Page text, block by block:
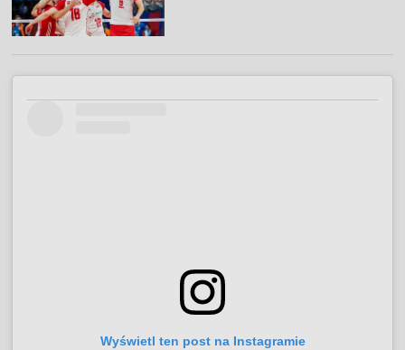
Wyświetl ten post na Instagramie